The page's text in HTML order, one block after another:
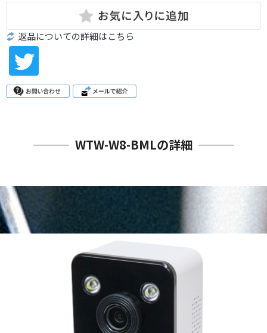
返品についての詳細はこちら
WTW-W8-BMLの詳細